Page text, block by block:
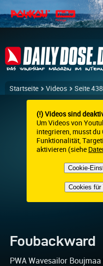
Startseite Videos Seite 438
(!) Videos sind
Um Videos von
integrieren, musst du
Funktionalität,
aktivieren (siehe
Cookie-
Cookies
Foubackward
PWA Wavesailor